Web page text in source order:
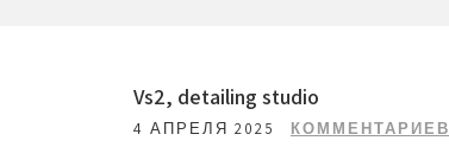
Vs2, detailing studio
4 АПРЕЛЯ 2025